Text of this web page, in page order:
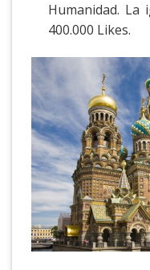
Humanidad. La
400.000 Likes.